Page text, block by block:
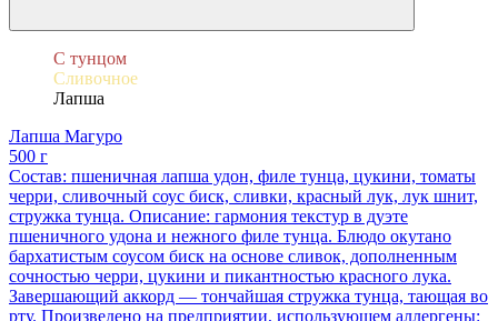
С тунцом
Сливочное
Лапша
Лапша Магуро
500 г
Состав: пшеничная лапша удон, филе тунца, цукини, томаты
черри, сливочный соус биск, сливки, красный лук, лук шнит,
стружка тунца. Описание: гармония текстур в дуэте
пшеничного удона и нежного филе тунца. Блюдо окутано
бархатистым соусом биск на основе сливок, дополненным
сочностью черри, цукини и пикантностью красного лука.
Завершающий аккорд — тончайшая стружка тунца, тающая во
рту. Произведено на предприятии, использующем аллергены: